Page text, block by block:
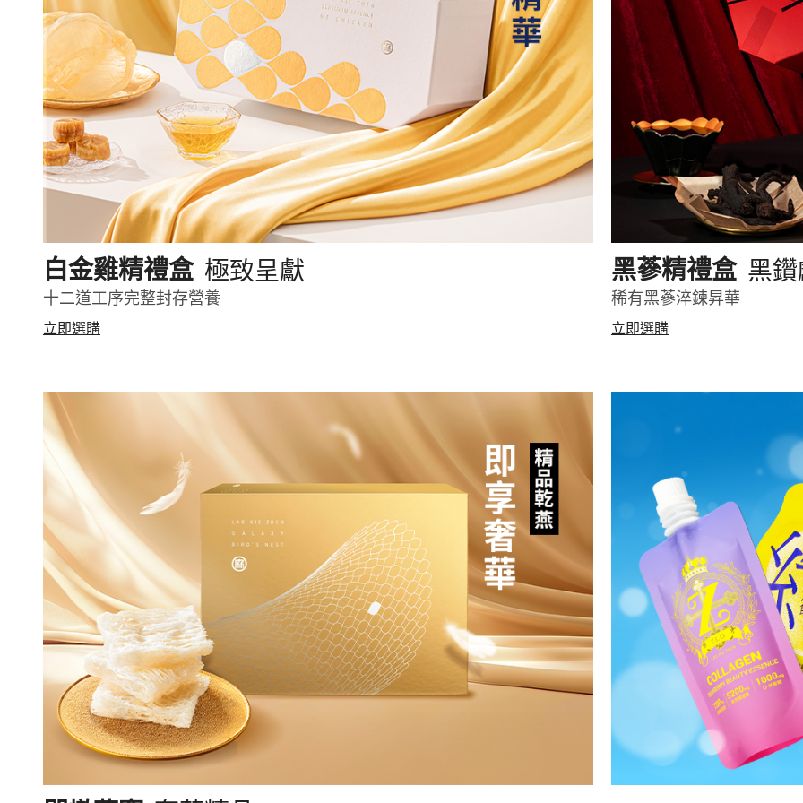
白金雞精禮盒 極致呈獻
十二道工序完整封存營養
立即選購
黑蔘精禮盒 黑
稀有黑蔘淬鍊昇華
立即選購